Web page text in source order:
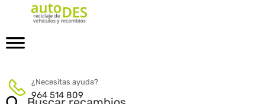
¿Necesitas ayuda?
964 514 809